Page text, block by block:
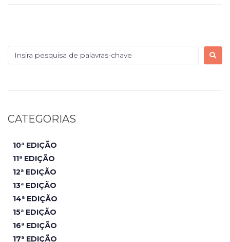
CATEGORIAS
10ª EDIÇÃO
11ª EDIÇÃO
12ª EDIÇÃO
13ª EDIÇÃO
14ª EDIÇÃO
15ª EDIÇÃO
16ª EDIÇÃO
17ª EDIÇÃO